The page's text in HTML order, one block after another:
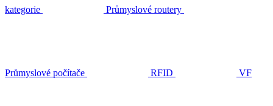
kategorie Průmyslové routery
Průmyslové počítače RFID VF